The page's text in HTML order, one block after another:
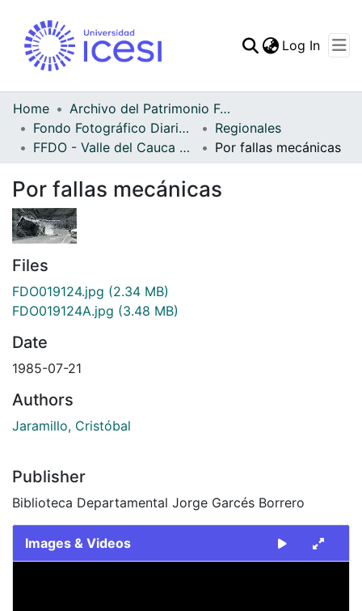
Statistics
Log In
Home
Archivo del Patrimonio Fotográfico y Fílmico del Valle del Cauca
Fondo Fotográfico Diario Occidente
Regionales
FFDO - Valle del Cauca - Patrimonial
Por fallas mecánicas
Por fallas mecánicas
Files
FDO019124.jpg (2.34 MB)
FDO019124A.jpg (3.48 MB)
Date
1985-07-21
Authors
Jaramillo, Cristóbal
Publisher
Biblioteca Departamental Jorge Garcés Borrero
Images & Videos